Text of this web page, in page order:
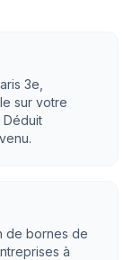
3e,
sur votre
de bornes de
à